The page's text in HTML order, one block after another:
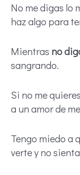
No me digas lo
haz algo para
Mientras no
sangrando.
Si no me
a un amor de
Tengo miedo a
verte y no